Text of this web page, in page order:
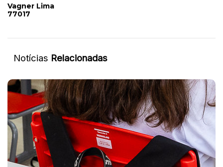
Vagner Lima
77017
Notícias Relacionadas